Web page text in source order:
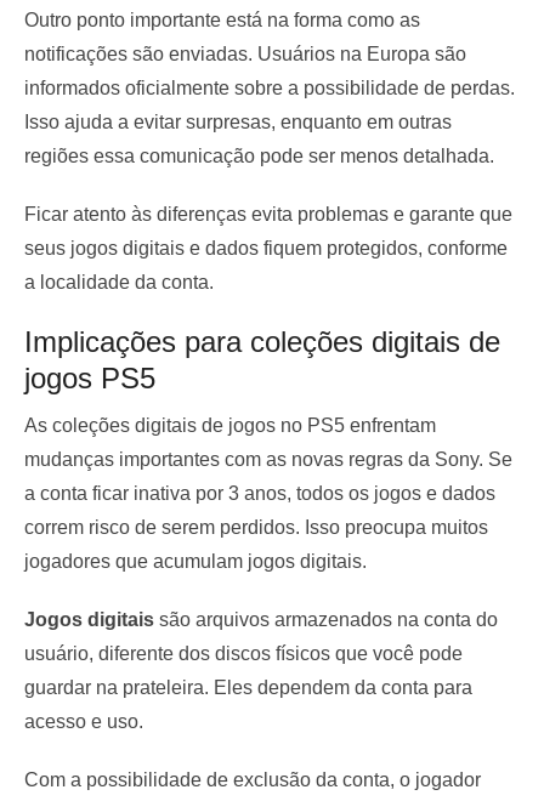
Outro ponto importante está na forma como as
notificações são enviadas. Usuários na Europa são
informados oficialmente sobre a possibilidade de perdas.
Isso ajuda a evitar surpresas, enquanto em outras
regiões essa comunicação pode ser menos detalhada.
Ficar atento às diferenças evita problemas e garante que
seus jogos digitais e dados fiquem protegidos, conforme
a localidade da conta.
Implicações para coleções digitais de
jogos PS5
As coleções digitais de jogos no PS5 enfrentam
mudanças importantes com as novas regras da Sony. Se
a conta ficar inativa por 3 anos, todos os jogos e dados
correm risco de serem perdidos. Isso preocupa muitos
jogadores que acumulam jogos digitais.
Jogos digitais são arquivos armazenados na conta do
usuário, diferente dos discos físicos que você pode
guardar na prateleira. Eles dependem da conta para
acesso e uso.
Com a possibilidade de exclusão da conta, o jogador